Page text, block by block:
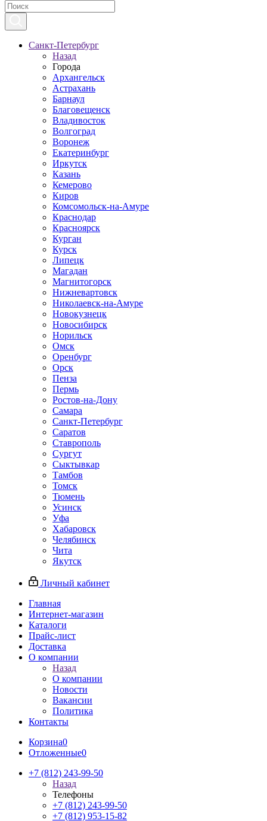
Санкт-Петербург
Назад
Города
Архангельск
Астрахань
Барнаул
Благовещенск
Владивосток
Волгоград
Воронеж
Екатеринбург
Иркутск
Казань
Кемерово
Киров
Комсомольск-на-Амуре
Краснодар
Красноярск
Курган
Курск
Липецк
Магадан
Магнитогорск
Нижневартовск
Николаевск-на-Амуре
Новокузнецк
Новосибирск
Норильск
Омск
Оренбург
Орск
Пенза
Пермь
Ростов-на-Дону
Самара
Санкт-Петербург
Саратов
Ставрополь
Сургут
Сыктывкар
Тамбов
Томск
Тюмень
Усинск
Уфа
Хабаровск
Челябинск
Чита
Якутск
Личный кабинет
Главная
Интернет-магазин
Каталоги
Прайс-лист
Доставка
О компании
Назад
О компании
Новости
Вакансии
Политика
Контакты
Корзина0
Отложенные0
+7 (812) 243-99-50
Назад
Телефоны
+7 (812) 243-99-50
+7 (812) 953-15-82